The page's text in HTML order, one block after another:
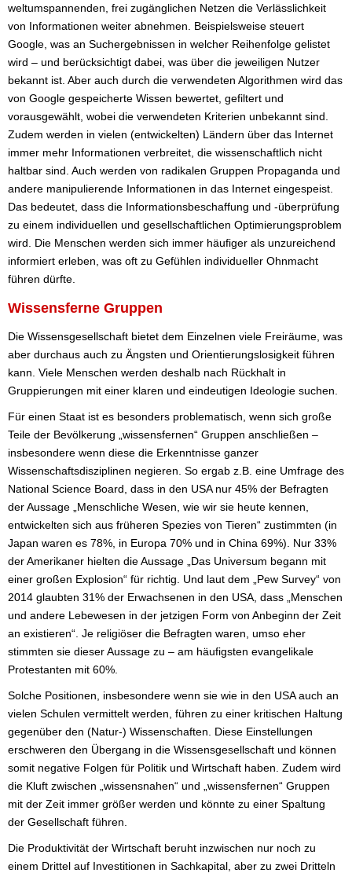
weltumspannenden, frei zugänglichen Netzen die Verlässlichkeit
von Informationen weiter abnehmen. Beispielsweise steuert
Google, was an Suchergebnissen in welcher Reihenfolge gelistet
wird – und berücksichtigt dabei, was über die jeweiligen Nutzer
bekannt ist. Aber auch durch die verwendeten Algorithmen wird das
von Google gespeicherte Wissen bewertet, gefiltert und
vorausgewählt, wobei die verwendeten Kriterien unbekannt sind.
Zudem werden in vielen (entwickelten) Ländern über das Internet
immer mehr Informationen verbreitet, die wissenschaftlich nicht
haltbar sind. Auch werden von radikalen Gruppen Propaganda und
andere manipulierende Informationen in das Internet eingespeist.
Das bedeutet, dass die Informationsbeschaffung und -überprüfung
zu einem individuellen und gesellschaftlichen Optimierungsproblem
wird. Die Menschen werden sich immer häufiger als unzureichend
informiert erleben, was oft zu Gefühlen individueller Ohnmacht
führen dürfte.
Wissensferne Gruppen
Die Wissensgesellschaft bietet dem Einzelnen viele Freiräume, was
aber durchaus auch zu Ängsten und Orientierungslosigkeit führen
kann. Viele Menschen werden deshalb nach Rückhalt in
Gruppierungen mit einer klaren und eindeutigen Ideologie suchen.
Für einen Staat ist es besonders problematisch, wenn sich große
Teile der Bevölkerung „wissensfernen“ Gruppen anschließen –
insbesondere wenn diese die Erkenntnisse ganzer
Wissenschaftsdisziplinen negieren. So ergab z.B. eine Umfrage des
National Science Board, dass in den USA nur 45% der Befragten
der Aussage „Menschliche Wesen, wie wir sie heute kennen,
entwickelten sich aus früheren Spezies von Tieren“ zustimmten (in
Japan waren es 78%, in Europa 70% und in China 69%). Nur 33%
der Amerikaner hielten die Aussage „Das Universum begann mit
einer großen Explosion“ für richtig. Und laut dem „Pew Survey“ von
2014 glaubten 31% der Erwachsenen in den USA, dass „Menschen
und andere Lebewesen in der jetzigen Form von Anbeginn der Zeit
an existieren“. Je religiöser die Befragten waren, umso eher
stimmten sie dieser Aussage zu – am häufigsten evangelikale
Protestanten mit 60%.
Solche Positionen, insbesondere wenn sie wie in den USA auch an
vielen Schulen vermittelt werden, führen zu einer kritischen Haltung
gegenüber den (Natur-) Wissenschaften. Diese Einstellungen
erschweren den Übergang in die Wissensgesellschaft und können
somit negative Folgen für Politik und Wirtschaft haben. Zudem wird
die Kluft zwischen „wissensnahen“ und „wissensfernen“ Gruppen
mit der Zeit immer größer werden und könnte zu einer Spaltung
der Gesellschaft führen.
Die Produktivität der Wirtschaft beruht inzwischen nur noch zu
einem Drittel auf Investitionen in Sachkapital, aber zu zwei Dritteln